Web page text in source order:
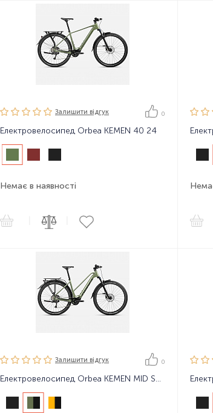
Залишити вiдгук 0
Електровелосипед Orbea KEMEN 40 24
Немає в наявності
Залишити вiдгук 0
Електровелосипед Orbea KEMEN MID SUV 40 24